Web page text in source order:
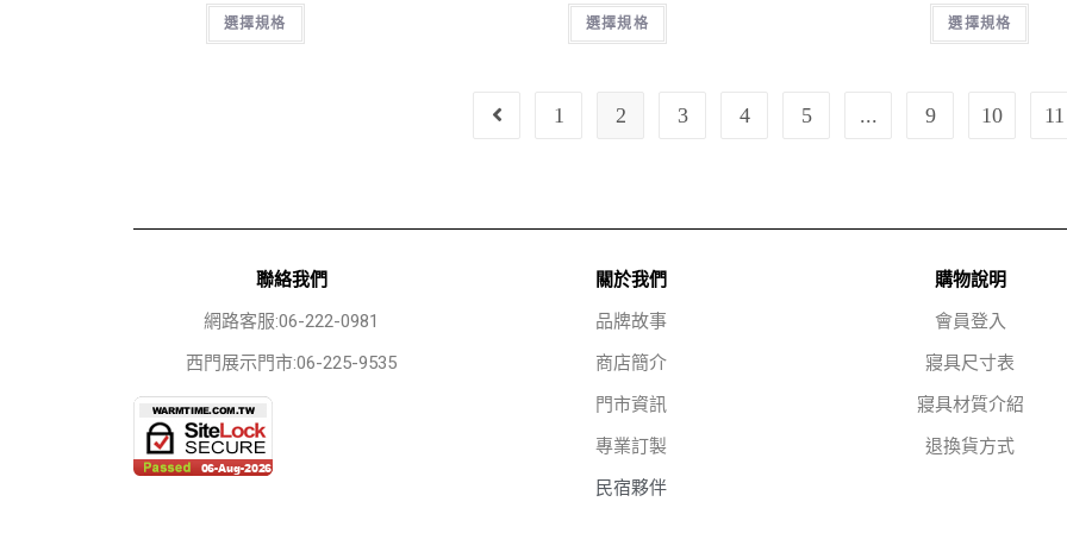
選擇規格 選擇規格 選擇規格
1 2 3 4 5 ... 9 10 11
聯絡我們
網路客服:06-222-0981
西門展示門市:06-225-9535
關於我們
品牌故事
商店簡介
門市資訊
專業訂製
民宿夥伴
購物說明
會員登入
寢具尺寸表
寢具材質介紹
退換貨方式